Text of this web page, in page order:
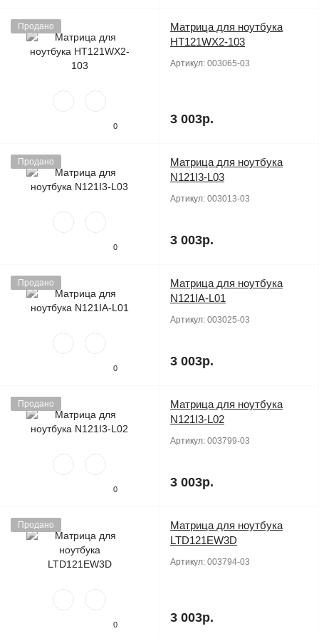
Продано
0
Матрица для ноутбука
HT121WX2-103
Артикул: 003065-03
3 003р.
Продано
0
Матрица для ноутбука
N121I3-L03
Артикул: 003013-03
3 003р.
Продано
0
Матрица для ноутбука
N121IA-L01
Артикул: 003025-03
3 003р.
Продано
0
Матрица для ноутбука
N121I3-L02
Артикул: 003799-03
3 003р.
Продано
0
Матрица для ноутбука
LTD121EW3D
Артикул: 003794-03
3 003р.